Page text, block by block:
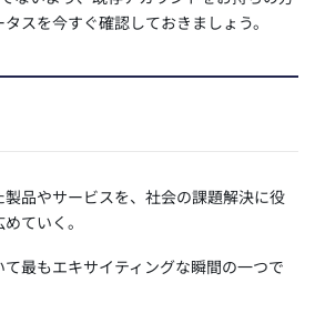
スを今すぐ確認しておきましょう。
品やサービスを、社会の課題解決に役
ていく。
最もエキサイティングな瞬間の一つで